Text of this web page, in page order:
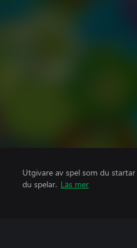
Utgivare av spel som du
du spelar. Läs mer